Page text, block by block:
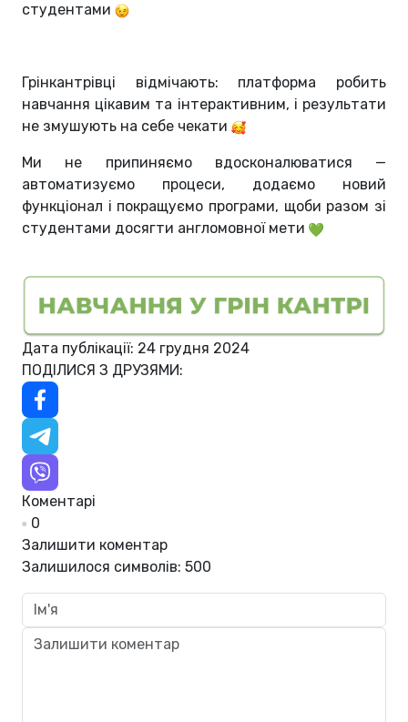
студентами
Грінкантрівці відмічають: платформа робить
навчання цікавим та інтерактивним, і результати
не змушують на себе чекати
Ми не припиняємо вдосконалюватися —
автоматизуємо процеси, додаємо новий
функціонал і покращуємо програми, щоби разом зі
студентами досягти англомовної мети
Дата публікації: 24 грудня 2024
ПОДІЛИСЯ З ДРУЗЯМИ:
Коментарі
0
Залишити коментар
Залишилося символів: 500